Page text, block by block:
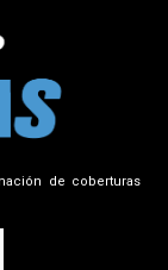
de coberturas